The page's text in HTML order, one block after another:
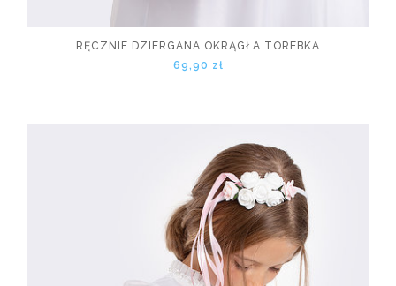
RĘCZNIE DZIERGANA OKRĄGŁA TOREBKA
69,90 zł